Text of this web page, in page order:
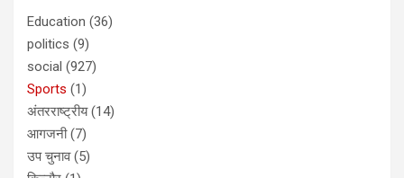
Education (36)
politics (9)
social (927)
Sports (1)
अंतरराष्ट्रीय(14)
आगजनी(7)
उप चुनाव(5)